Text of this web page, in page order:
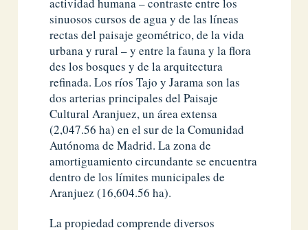
sinuosos cursos de agua y de las líneas
rectas del paisaje geométrico, de la vida
urbana y rural – y entre la fauna y la flora
des los bosques y de la arquitectura
refinada. Los ríos Tajo y Jarama son las
dos arterias principales del Paisaje
Cultural Aranjuez, un área extensa
(2,047.56 ha) en el sur de la Comunidad
Autónoma de Madrid. La zona de
amortiguamiento circundante se encuentra
dentro de los límites municipales de
Aranjuez (16,604.56 ha).
La propiedad comprende diversos